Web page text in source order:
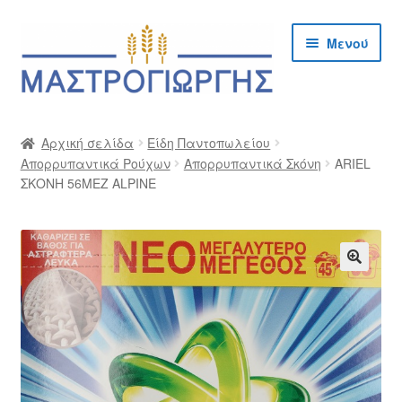
μετάβαση
στην
σε
περιεχόμενο
Μενού
Cargo Kalymnos – Cargo Κάλυμνος
Δημιουργία Λογαριασμού Χονδρικής
Επικοινωνία
Η Εταιρία
Αρχική σελίδα
Είδη Παντοπωλείου
Απορρυπαντικά Ρούχων
Απορρυπαντικά Σκόνη
ARIEL
ΣΚΟΝΗ 56MEZ ALPINE
🔍